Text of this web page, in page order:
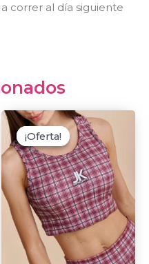
correr al día siguiente
¡Oferta!
¡Oferta!
Original
price
was:
$6.500,00.has
The
may